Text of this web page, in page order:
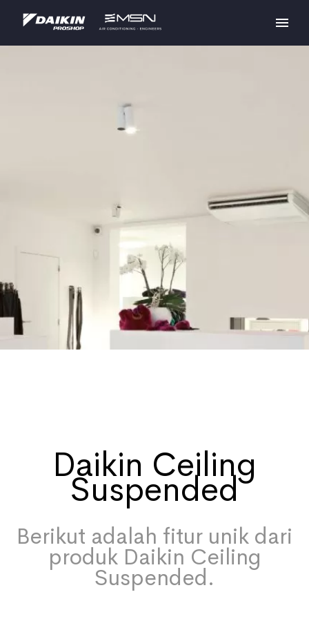
Daikin Ceiling
Suspended
Berikut adalah fitur unik dari
produk Daikin Ceiling
Suspended.